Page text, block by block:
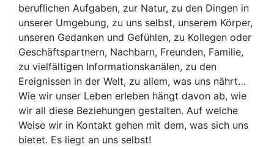
beruflichen Aufgaben, zur Natur, zu den Dingen in
unserer Umgebung, zu uns selbst, unserem Körper,
unseren Gedanken und Gefühlen, zu Kollegen oder
Geschäftspartnern, Nachbarn, Freunden, Familie,
zu vielfältigen Informationskanälen, zu den
Ereignissen in der Welt, zu allem, was uns nährt…
Wie wir unser Leben erleben hängt davon ab, wie
wir all diese Beziehungen gestalten. Auf welche
Weise wir in Kontakt gehen mit dem, was sich uns
bietet. Es liegt an uns selbst!